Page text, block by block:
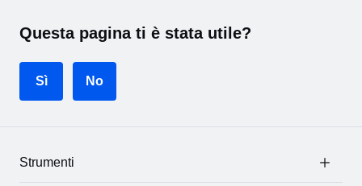
Questa pagina ti è stata utile?
Sì No
Strumenti